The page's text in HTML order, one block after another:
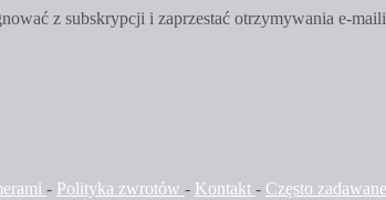
z subskrypcji i zaprzestać otrzymywania e-
- Polityka zwrotów - Kontakt - Często